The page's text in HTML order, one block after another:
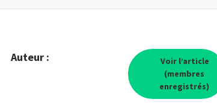
Auteur :
Voir l’article
(membres
enregistrés)